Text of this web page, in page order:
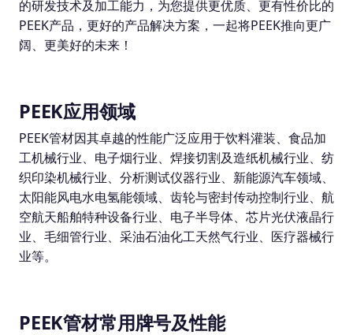
的研发技术及加工能力，为您提供更优质、更有性价比的
PEEK产品，更好的产品解决方案，一起将PEEK推向更广
阔、更美好的未来！
PEEK应用领域
PEEK管材因其卓越的性能广泛应用于饮料灌装、食品加
工机械行业、电子烟行业、焊接切割及造纸机械行业、纺
织印染机械行业、分析测试仪器行业、新能源汽车领域、
太阳能风电水电氢能领域、齿轮与密封传动控制行业、航
空航天船舶特种设备行业、电子半导体、芯片光伏液晶行
业、毛细管行业、采油石油化工天然气行业、医疗器械行
业等。
PEEK管材常用牌号及性能